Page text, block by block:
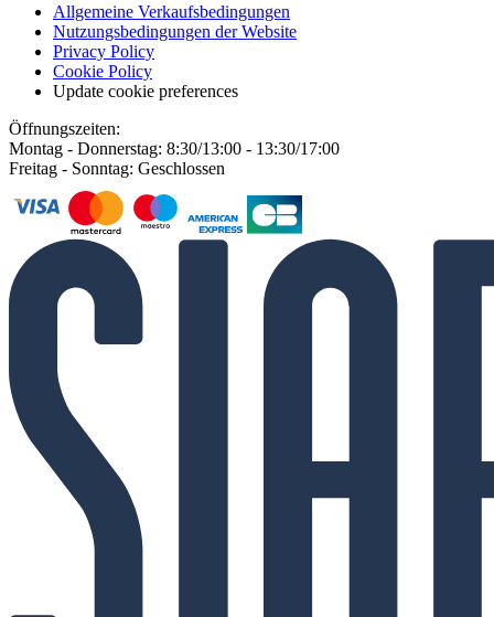
Allgemeine Verkaufsbedingungen
Nutzungsbedingungen der Website
Privacy Policy
Cookie Policy
Update cookie preferences
Öffnungszeiten:
Montag - Donnerstag: 8:30/13:00 - 13:30/17:00
Freitag - Sonntag: Geschlossen